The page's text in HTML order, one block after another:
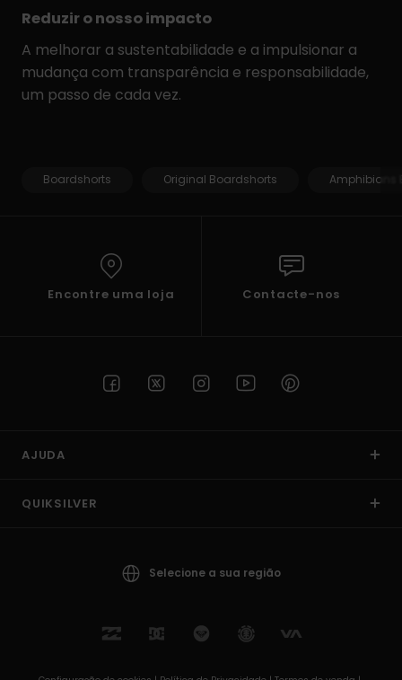
Reduzir o nosso impacto
A melhorar a sustentabilidade e a impulsionar a
mudança com transparência e responsabilidade,
um passo de cada vez.
Boardshorts Original Boardshorts Amphibians
Encontre uma loja Contacte-nos
AJUDA
QUIKSILVER
Selecione a sua região